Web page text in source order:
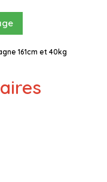
161cm et 40kg